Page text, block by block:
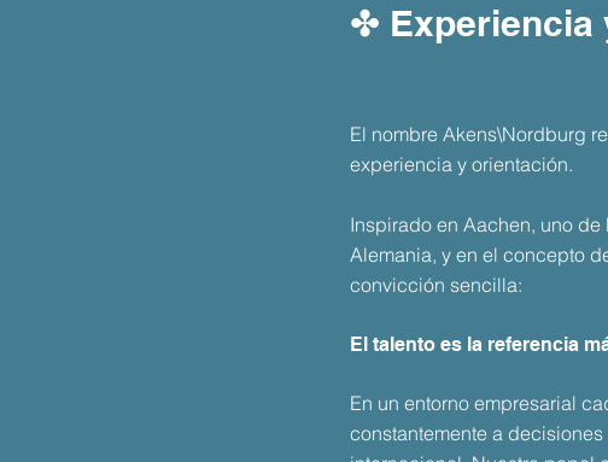
✤ Experiencia
El nombre Akens\Nordburg
experiencia y orientación.
Inspirado en Aachen, uno
Alemania, y en el concepto
convicción sencilla:
El talento es la referencia
En un entorno empresarial
constantemente a